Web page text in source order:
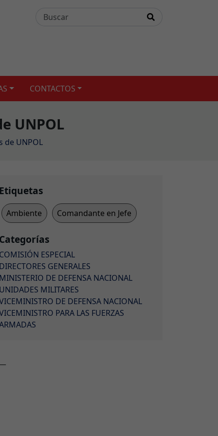
CONTACTOS
UNPOL
de UNPOL
Etiquetas
Ambiente Comandante en Jefe
Categorías
COMISIÓN ESPECIAL
DIRECTORES GENERALES
MINISTERIO DE DEFENSA NACIONAL
UNIDADES MILITARES
DE DEFENSA NACIONAL
PARA LAS FUERZAS